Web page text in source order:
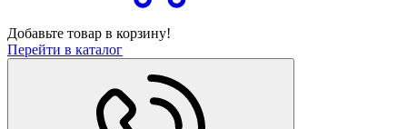
Добавьте товар в корзину!
Перейти в каталог